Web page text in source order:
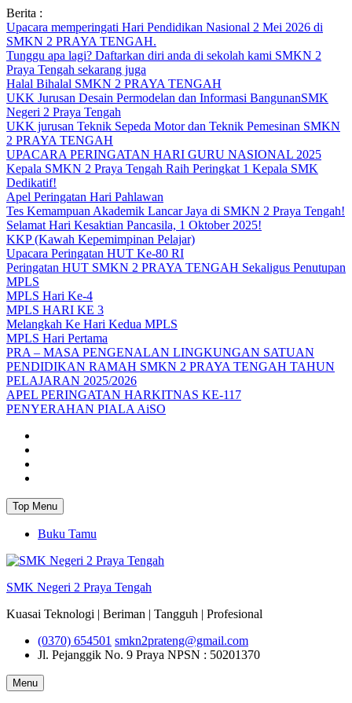
Skip
to
content
Berita :
Upacara memperingati Hari Pendidikan Nasional 2 Mei 2026 di
SMKN 2 PRAYA TENGAH.
Tunggu apa lagi? Daftarkan diri anda di sekolah kami SMKN 2
Praya Tengah sekarang juga
Halal Bihalal SMKN 2 PRAYA TENGAH
UKK Jurusan Desain Permodelan dan Informasi BangunanSMK
Negeri 2 Praya Tengah
UKK jurusan Teknik Sepeda Motor dan Teknik Pemesinan SMKN
2 PRAYA TENGAH
UPACARA PERINGATAN HARI GURU NASIONAL 2025
Kepala SMKN 2 Praya Tengah Raih Peringkat 1 Kepala SMK
Dedikatif!
Apel Peringatan Hari Pahlawan
Tes Kemampuan Akademik Lancar Jaya di SMKN 2 Praya Tengah!
Selamat Hari Kesaktian Pancasila, 1 Oktober 2025!
KKP (Kawah Kepemimpinan Pelajar)
Upacara Peringatan HUT Ke-80 RI
Peringatan HUT SMKN 2 PRAYA TENGAH Sekaligus Penutupan
MPLS
MPLS Hari Ke-4
MPLS HARI KE 3
Melangkah Ke Hari Kedua MPLS
MPLS Hari Pertama
PRA – MASA PENGENALAN LINGKUNGAN SATUAN
PENDIDIKAN RAMAH SMKN 2 PRAYA TENGAH TAHUN
PELAJARAN 2025/2026
APEL PERINGATAN HARKITNAS KE-117
PENYERAHAN PIALA AiSO
Top Menu
Buku Tamu
SMK Negeri 2 Praya Tengah
Kuasai Teknologi | Beriman | Tangguh | Profesional
(0370) 654501 smkn2prateng@gmail.com
Jl. Pejanggik No. 9 Praya NPSN : 50201370
Menu